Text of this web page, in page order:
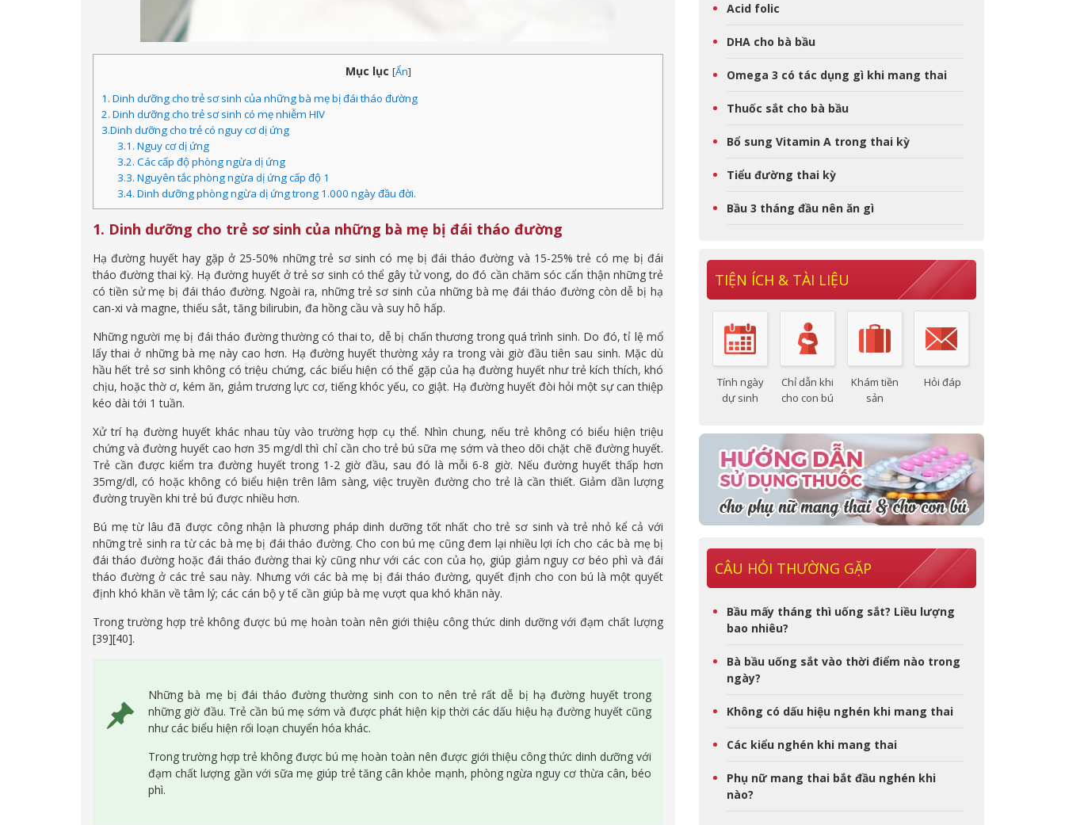
Mục lục [Ẩn]
1. Dinh dưỡng cho trẻ sơ sinh của những bà mẹ bị đái tháo đường
2. Dinh dưỡng cho trẻ sơ sinh có mẹ nhiễm HIV
3.Dinh dưỡng cho trẻ có nguy cơ dị ứng
3.1. Nguy cơ dị ứng
3.2. Các cấp độ phòng ngừa dị ứng
3.3. Nguyên tắc phòng ngừa dị ứng cấp độ 1
3.4. Dinh dưỡng phòng ngừa dị ứng trong 1.000 ngày đầu đời.
1. Dinh dưỡng cho trẻ sơ sinh của những bà mẹ bị đái tháo đường
Hạ đường huyết hay gặp ở 25-50% những trẻ sơ sinh có mẹ bị đái tháo đường và 15-25% trẻ có mẹ bị đái
tháo đường thai kỳ. Hạ đường huyết ở trẻ sơ sinh có thể gây tử vong, do đó cần chăm sóc cẩn thận những trẻ
có tiền sử mẹ bị đái tháo đường. Ngoài ra, những trẻ sơ sinh của những bà mẹ đái tháo đường còn dễ bị hạ
can-xi và magne, thiếu sắt, tăng bilirubin, đa hồng cầu và suy hô hấp.
Những người mẹ bị đái tháo đường thường có thai to, dễ bị chấn thương trong quá trình sinh. Do đó, tỉ lệ mổ
lấy thai ở những bà mẹ này cao hơn. Hạ đường huyết thường xảy ra trong vài giờ đầu tiên sau sinh. Mặc dù
hầu hết trẻ sơ sinh không có triệu chứng, các biểu hiện có thể gặp của hạ đường huyết như trẻ kích thích, khó
chịu, hoặc thờ ơ, kém ăn, giảm trương lực cơ, tiếng khóc yếu, co giật. Hạ đường huyết đòi hỏi một sự can thiệp
kéo dài tới 1 tuần.
Xử trí hạ đường huyết khác nhau tùy vào trường hợp cụ thể. Nhìn chung, nếu trẻ không có biểu hiện triệu
chứng và đường huyết cao hơn 35 mg/dl thì chỉ cần cho trẻ bú sữa mẹ sớm và theo dõi chặt chẽ đường huyết.
Trẻ cần được kiểm tra đường huyết trong 1-2 giờ đầu, sau đó là mỗi 6-8 giờ. Nếu đường huyết thấp hơn
35mg/dl, có hoặc không có biểu hiện trên lâm sàng, việc truyền đường cho trẻ là cần thiết. Giảm dần lượng
đường truyền khi trẻ bú được nhiều hơn.
Bú mẹ từ lâu đã được công nhận là phương pháp dinh dưỡng tốt nhất cho trẻ sơ sinh và trẻ nhỏ kể cả với
những trẻ sinh ra từ các bà mẹ bị đái tháo đường. Cho con bú mẹ cũng đem lại nhiều lợi ích cho các bà mẹ bị
đái tháo đường hoặc đái tháo đường thai kỳ cũng như với các con của họ, giúp giảm nguy cơ béo phì và đái
tháo đường ở các trẻ sau này. Nhưng với các bà mẹ bị đái tháo đường, quyết định cho con bú là một quyết
định khó khăn về tâm lý; các cán bộ y tế cần giúp bà mẹ vượt qua khó khăn này.
Trong trường hợp trẻ không được bú mẹ hoàn toàn nên giới thiệu công thức dinh dưỡng với đạm chất lượng
[39][40].
Những bà mẹ bị đái tháo đường thường sinh con to nên trẻ rất dễ bị hạ đường huyết trong
những giờ đầu. Trẻ cần bú mẹ sớm và được phát hiện kịp thời các dấu hiệu hạ đường huyết cũng
như các biểu hiện rối loạn chuyển hóa khác.
Trong trường hợp trẻ không được bú mẹ hoàn toàn nên được giới thiệu công thức dinh dưỡng với
đạm chất lượng gần với sữa mẹ giúp trẻ tăng cân khỏe mạnh, phòng ngừa nguy cơ thừa cân, béo
phì.
Acid folic
DHA cho bà bầu
Omega 3 có tác dụng gì khi mang thai
Thuốc sắt cho bà bầu
Bổ sung Vitamin A trong thai kỳ
Tiểu đường thai kỳ
Bầu 3 tháng đầu nên ăn gì
TIỆN ÍCH & TÀI LIỆU
Tính ngày
dự sinh
Chỉ dẫn khi
cho con bú
Khám tiền
sản
Hỏi đáp
CÂU HỎI THƯỜNG GẶP
Bầu mấy tháng thì uống sắt? Liều lượng
bao nhiêu?
Bà bầu uống sắt vào thời điểm nào trong
ngày?
Không có dấu hiệu nghén khi mang thai
Các kiểu nghén khi mang thai
Phụ nữ mang thai bắt đầu nghén khi
nào?